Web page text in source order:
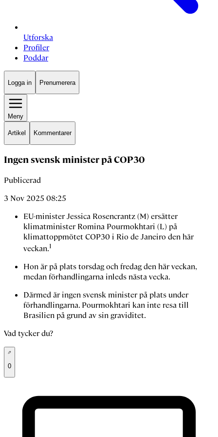
Utforska
Profiler
Poddar
Logga in Prenumerera
Meny
Artikel Kommentarer
Ingen svensk minister på COP30
Publicerad
3 Nov 2025 08:25
EU-minister Jessica Rosencrantz (M) ersätter
klimatminister Romina Pourmokhtari (L) på
klimattoppmötet COP30 i Rio de Janeiro den här
veckan.1
Hon är på plats torsdag och fredag den här veckan,
medan förhandlingarna inleds nästa vecka.
Därmed är ingen svensk minister på plats under
förhandlingarna. Pourmokhtari kan inte resa till
Brasilien på grund av sin graviditet.
Vad tycker du?
0